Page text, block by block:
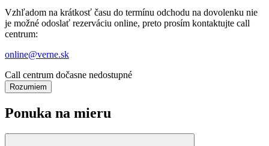
Vzhľadom na krátkosť času do termínu odchodu na dovolenku nie
je možné odoslať rezerváciu online, preto prosím kontaktujte call
centrum:
online@verne.sk
Call centrum dočasne nedostupné
Rozumiem
Ponuka na mieru